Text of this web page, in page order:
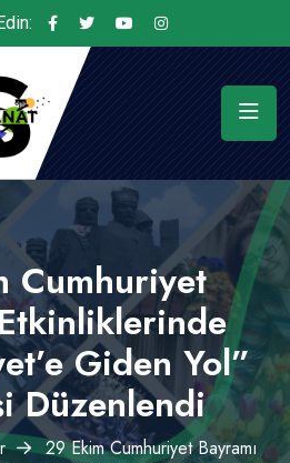
Cumhuriyet
Giden Yol”
Düzenlendi
29 Ekim Cumhuriyet Bayramı